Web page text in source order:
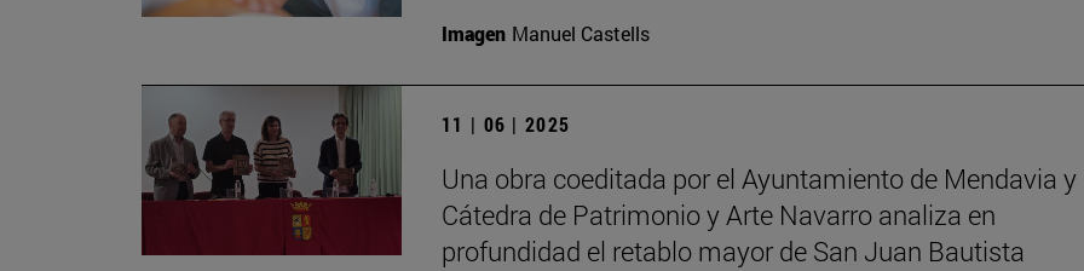
Imagen Manuel Castells
11 | 06 | 2025
Una obra coeditada por el Ayuntamiento de Mendavia y
Cátedra de Patrimonio y Arte Navarro analiza en
profundidad el retablo mayor de San Juan Bautista